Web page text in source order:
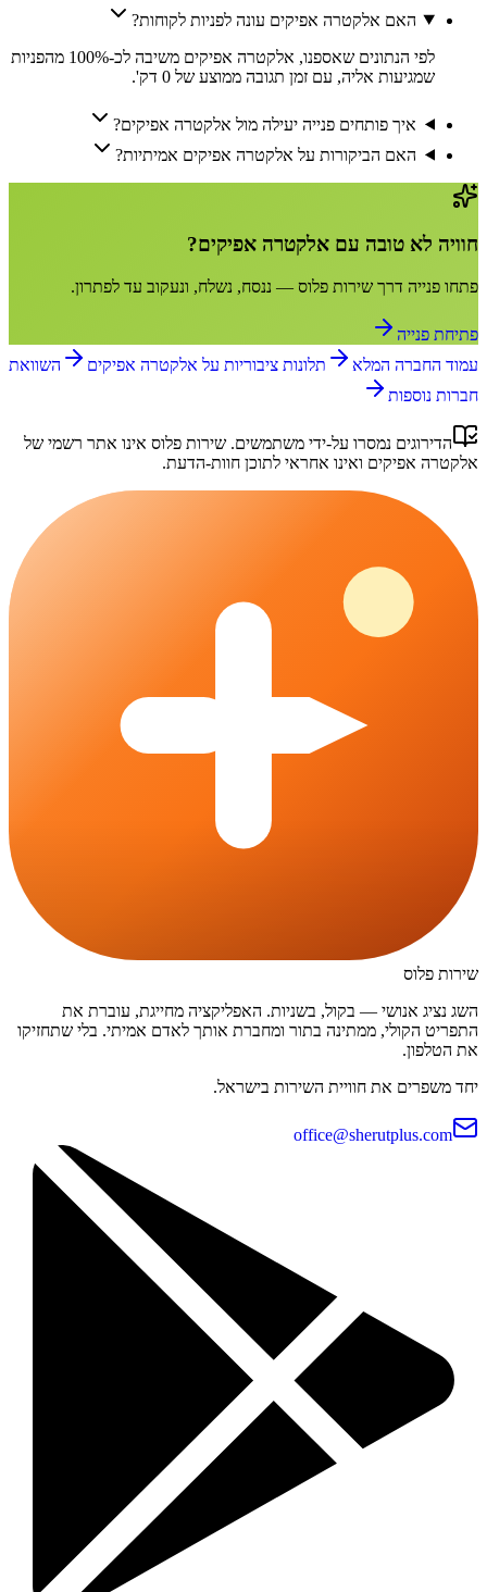
האם אלקטרה אפיקים עונה לפניות לקוחות?
לפי הנתונים שאספנו, אלקטרה אפיקים משיבה לכ-100% מהפניות
שמגיעות אליה, עם זמן תגובה ממוצע של 0 דק'.
איך פותחים פנייה יעילה מול אלקטרה אפיקים?
האם הביקורות על אלקטרה אפיקים אמיתיות?
חוויה לא טובה עם אלקטרה אפיקים?
פתחו פנייה דרך שירות פלוס — ננסח, נשלח, ונעקוב עד לפתרון.
פתיחת פנייה
עמוד החברה המלא
תלונות ציבוריות על אלקטרה אפיקים
השוואת
חברות נוספות
הדירוגים נמסרו על-ידי משתמשים. שירות פלוס אינו אתר רשמי של
אלקטרה אפיקים ואינו אחראי לתוכן חוות-הדעת.
שירות פלוס
השג נציג אנושי — בקול, בשניות. האפליקציה מחייגת, עוברת את
התפריט הקולי, ממתינה בתור ומחברת אותך לאדם אמיתי. בלי שתחזיקו
את הטלפון.
יחד משפרים את חוויית השירות בישראל.
office@sherutplus.com